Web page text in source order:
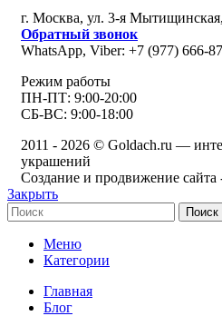
г. Москва, ул. 3-я
Обратный звонок
WhatsApp, Viber: +7 (977) 666-
Режим работы
ПН-ПТ: 9:00-20:00
СБ-ВС: 9:00-18:00
2011 - 2026 © Goldach.ru —
украшений
Создание и продвижение сайта
Закрыть
Поиск
Меню
Категории
Главная
Блог